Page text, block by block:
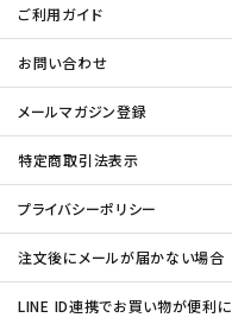
ご利用ガイド
お問い合わせ
メールマガジン登録
特定商取引法表示
プライバシーポリシー
注文後にメールが届かない場合
LINE ID連携でお買い物が便利に